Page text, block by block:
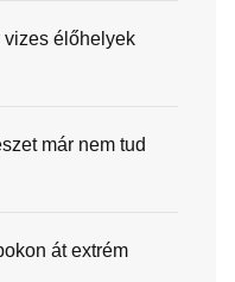
vizes élőhelyek
már nem tud
át extrém